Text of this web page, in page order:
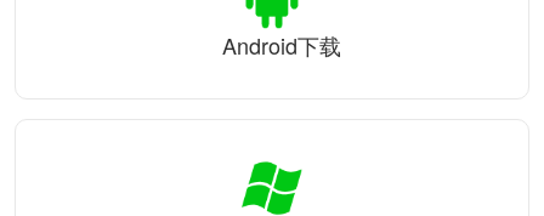
Android下载